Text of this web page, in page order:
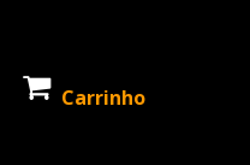
Carrinho